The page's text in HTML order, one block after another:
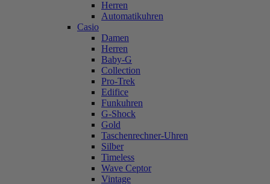
Herren
Automatikuhren
Casio
Damen
Herren
Baby-G
Collection
Pro-Trek
Edifice
Funkuhren
G-Shock
Gold
Taschenrechner-Uhren
Silber
Timeless
Wave Ceptor
Vintage